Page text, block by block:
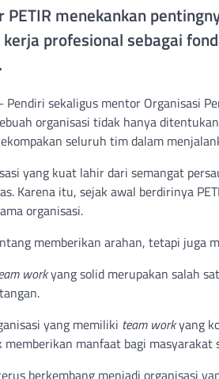
menekankan
profesional sebagai
Pendiri sekaligus mentor Organisasi
organisasi tidak hanya
seluruh tim dalam
yang kuat lahir dari semangat
Karena itu, sejak awal berdirinya
organisasi.
memberikan arahan, tetapi juga
workyang solid merupakan salah
yang memiliki team workyang
manfaat bagi masyarakat
berkembang menjadi organisasi